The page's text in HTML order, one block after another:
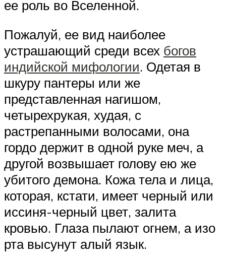
ее роль во Вселенной.
Пожалуй, ее вид наиболее
устрашающий среди всех богов
индийской мифологии. Одетая в
шкуру пантеры или же
представленная нагишом,
четырехрукая, худая, с
растрепанными волосами, она
гордо держит в одной руке меч, а
другой возвышает голову ею же
убитого демона. Кожа тела и лица,
которая, кстати, имеет черный или
иссиня-черный цвет, залита
кровью. Глаза пылают огнем, а изо
рта высунут алый язык.